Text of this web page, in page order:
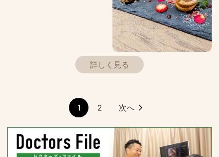
詳しく見る
1 2 次へ